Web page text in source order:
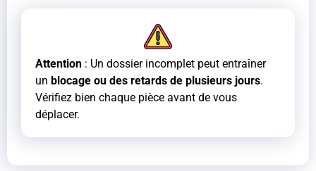
Attention : Un dossier incomplet peut entraîner
un blocage ou des retards de plusieurs jours.
Vérifiez bien chaque pièce avant de vous
déplacer.